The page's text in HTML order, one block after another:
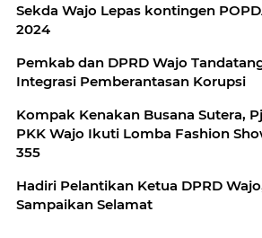
Sekda Wajo Lepas kontingen
2024
Pemkab dan DPRD Wajo
Integrasi Pemberantasan Korupsi
Kompak Kenakan Busana Sutera,
PKK Wajo Ikuti Lomba Fashion
355
Hadiri Pelantikan Ketua DPRD
Sampaikan Selamat